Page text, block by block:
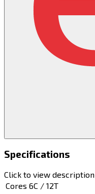
Specifications
Click to view description
Cores 6C / 12T